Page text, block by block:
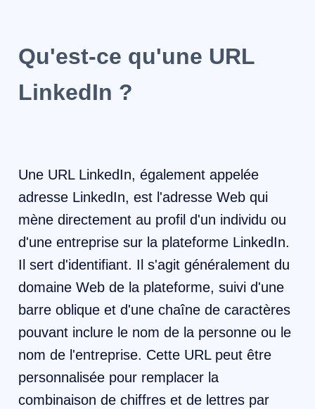
Qu'est-ce qu'une URL
LinkedIn ?
Une URL LinkedIn, également appelée
adresse LinkedIn, est l'adresse Web qui
mène directement au profil d'un individu ou
d'une entreprise sur la plateforme LinkedIn.
Il sert d'identifiant. Il s'agit généralement du
domaine Web de la plateforme, suivi d'une
barre oblique et d'une chaîne de caractères
pouvant inclure le nom de la personne ou le
nom de l'entreprise. Cette URL peut être
personnalisée pour remplacer la
combinaison de chiffres et de lettres par